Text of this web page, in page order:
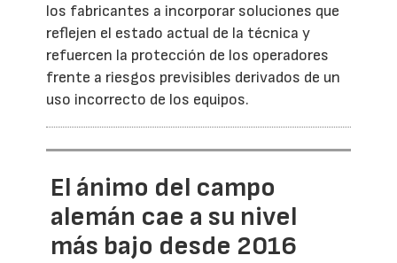
los fabricantes a incorporar soluciones que
reflejen el estado actual de la técnica y
refuercen la protección de los operadores
frente a riesgos previsibles derivados de un
uso incorrecto de los equipos.
El ánimo del campo
alemán cae a su nivel
más bajo desde 2016